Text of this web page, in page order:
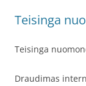
Teisinga
Teisinga
Draudimas